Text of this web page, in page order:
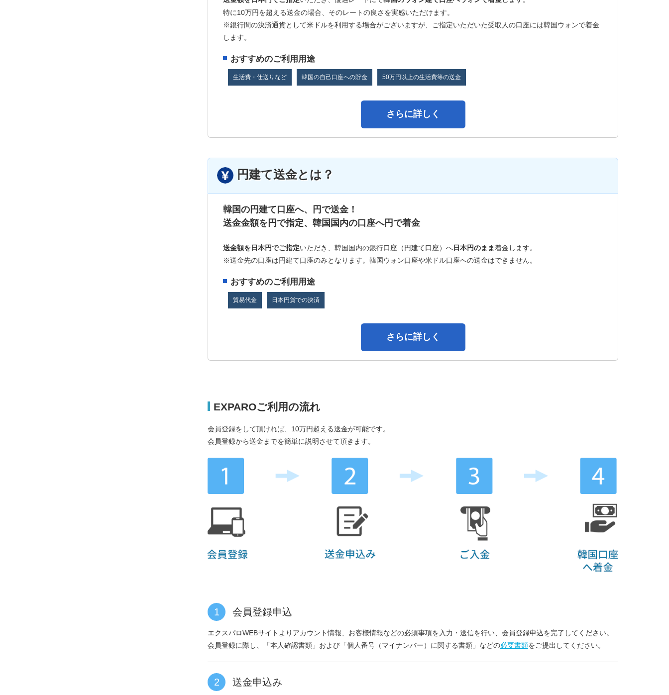
特に10万円を超える送金の場合、そのレートの良さを実感いただけます。
※銀行間の決済通貨として米ドルを利用する場合がございますが、ご指定いただいた受取人の口座には韓国ウォンで着金
します。
おすすめのご利用用途
生活費・仕送りなど 韓国の自己口座への貯金 50万円以上の生活費等の送金
さらに詳しく
円建て送金とは？
韓国の円建て口座へ、円で送金！
送金金額を円で指定、韓国国内の口座へ円で着金
送金額を日本円でご指定いただき、韓国国内の銀行口座（円建て口座）へ日本円のまま着金します。
※送金先の口座は円建て口座のみとなります。韓国ウォン口座や米ドル口座への送金はできません。
おすすめのご利用用途
貿易代金 日本円貨での決済
さらに詳しく
EXPAROご利用の流れ
会員登録をして頂ければ、10万円超える送金が可能です。
会員登録から送金までを簡単に説明させて頂きます。
1 会員登録申込
エクスパロWEBサイトよりアカウント情報、お客様情報などの必須事項を入力・送信を行い、会員登録申込を完了してください。
会員登録に際し、「本人確認書類」および「個人番号（マイナンバー）に関する書類」などの必要書類をご提出してください。
2 送金申込み